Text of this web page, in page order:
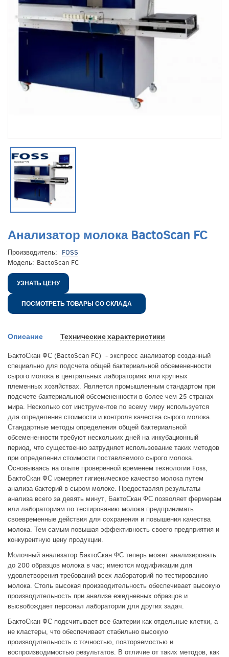
Анализатор молока BactoScan FC
Производитель:
FOSS
Модель: BactoScan FC
УЗНАТЬ ЦЕНУ
ПОСМОТРЕТЬ ТОВАРЫ СО СКЛАДА
Описание Технические характеристики
БактоСкан ФС (BactoScan FC) - экспресс анализатор созданный
специально для подсчета общей бактериальной обсемененности
сырого молока в центральных лабораториях или крупных
племенных хозяйствах. Является промышленным стандартом при
подсчете бактериальной обсемененности в более чем 25 странах
мира. Несколько сот инструментов по всему миру используется
для определения стоимости и контроля качества сырого молока.
Стандартные методы определения общей бактериальной
обсемененности требуют нескольких дней на инкубационный
период, что существенно затрудняет использование таких методов
при определении стоимости поставляемого сырого молока.
Основываясь на опыте проверенной временем технологии Foss,
БактоСкан ФС измеряет гигиеническое качество молока путем
анализа бактерий в сыром молоке. Предоставляя результаты
анализа всего за девять минут, БактоСкан ФС позволяет фермерам
или лабораториям по тестированию молока предпринимать
своевременные действия для сохранения и повышения качества
молока. Тем самым повышая эффективность своего предприятия и
конкурентную цену продукции.
Молочный анализатор БактоСкан ФС теперь может анализировать
до 200 образцов молока в час; имеются модификации для
удовлетворения требований всех лабораторий по тестированию
молока. Столь высокая производительность обеспечивает высокую
производительность при анализе ежедневных образцов и
высвобождает персонал лаборатории для других задач.
БактоСкан ФС подсчитывает все бактерии как отдельные клетки, а
не кластеры, что обеспечивает стабильно высокую
производительность с точностью, повторяемостью и
воспроизводимостью результатов. В отличие от таких методов, как